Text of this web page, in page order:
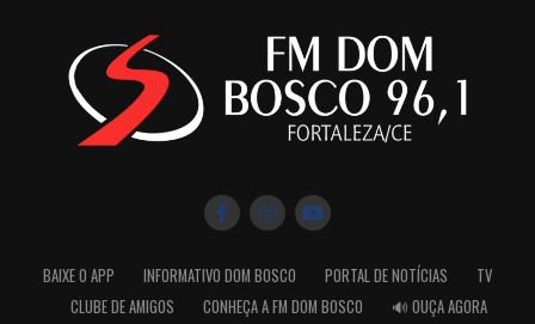
BAIXE O APP INFORMATIVO DOM BOSCO PORTAL DE NOTÍCIAS
TV
CLUBE DE AMIGOS
CONHEÇA A FM DOM BOSCO 🔊 OUÇA AGORA